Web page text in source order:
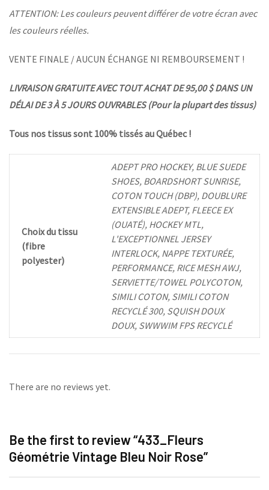
ATTENTION: Les couleurs peuvent différer de votre écran avec
les couleurs réelles.
VENTE FINALE / AUCUN ÉCHANGE NI REMBOURSEMENT !
LIVRAISON GRATUITE AVEC TOUT ACHAT DE 95,00 $ DANS UN
DÉLAI DE 3 À 5 JOURS OUVRABLES (Pour la plupart des tissus)
Tous nos tissus sont 100% tissés au Québec !
Choix du tissu
(fibre
polyester)
ADEPT PRO HOCKEY, BLUE SUEDE
SHOES, BOARDSHORT SUNRISE,
COTON TOUCH (DBP), DOUBLURE
EXTENSIBLE ADEPT, FLEECE EX
(OUATÉ), HOCKEY MTL,
L'EXCEPTIONNEL JERSEY
INTERLOCK, NAPPE TEXTURÉE,
PERFORMANCE, RICE MESH AWJ,
SERVIETTE/TOWEL POLYCOTON,
SIMILI COTON, SIMILI COTON
RECYCLÉ 300, SQUISH DOUX
DOUX, SWWWIM FPS RECYCLÉ
There are no reviews yet.
Be the first to review “433_Fleurs
Géométrie Vintage Bleu Noir Rose”